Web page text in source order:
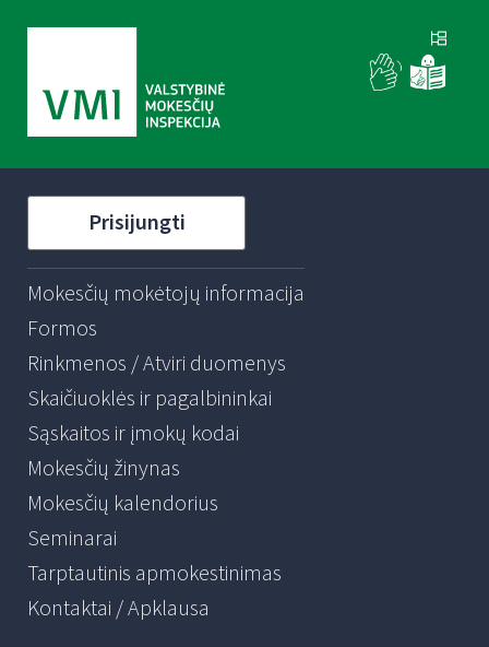
Prisijungti
Mokesčių mokėtojų informacija
Formos
Rinkmenos / Atviri duomenys
Skaičiuoklės ir pagalbininkai
Sąskaitos ir įmokų kodai
Mokesčių žinynas
Mokesčių kalendorius
Seminarai
Tarptautinis apmokestinimas
Kontaktai / Apklausa